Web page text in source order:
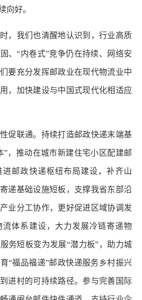
向好。
我们也清醒地认识到，行业高质
、“内卷式”竞争仍在持续、网络安
要充分发挥邮政业在现代物流业中
，加快建设与中国式现代化相适应
联通。持续打造邮政快递末端基
”，推动在城市新建住宅小区配建邮
邮政快递枢纽布局建设，补齐山
递基础设施短板，支撑我省东部沿
业分工协作，更好促进区域协调发
流体系建设，大力发展冷链寄递物
务短板变为发展“潜力板”，助力城
“福品福递”邮政快递服务乡村振兴
进村的可持续路径。参与完善国际